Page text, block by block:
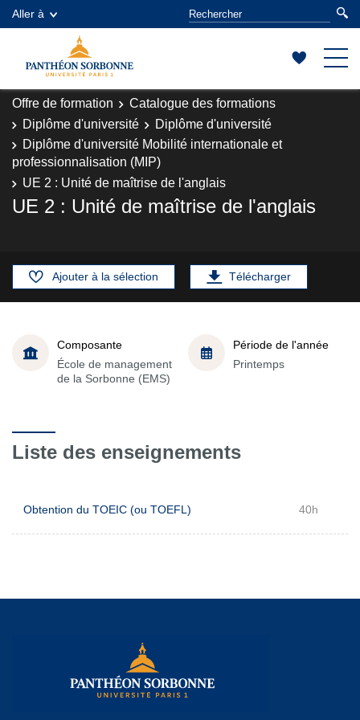
Aller à
Offre de formation
Catalogue des formations
Diplôme d'université
Diplôme d'université
Diplôme d'université Mobilité internationale et
professionnalisation (MIP)
UE 2 : Unité de maîtrise de l'anglais
UE 2 : Unité de maîtrise de l'anglais
Ajouter à la sélection Télécharger
Composante
École de management
de la Sorbonne (EMS)
Période de l'année
Printemps
Liste des enseignements
Obtention du TOEIC (ou TOEFL) 40h